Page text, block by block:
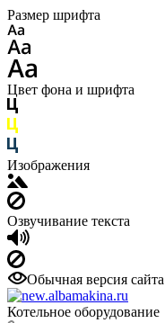
Размер шрифта
Цвет фона и шрифта
Изображения
Озвучивание текста
Обычная версия сайта
Котельное оборудование